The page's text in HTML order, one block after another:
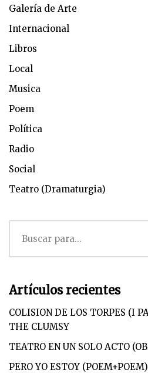
Galería de Arte
Internacional
Libros
Local
Musica
Poem
Política
Radio
Social
Teatro (Dramaturgia)
Artículos recientes
COLISION DE LOS TORPES (I
THE CLUMSY
TEATRO EN UN SOLO ACTO
PERO YO ESTOY